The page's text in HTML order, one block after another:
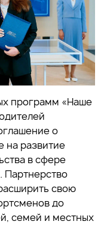
программ «Наше
о
на развитие
в сфере
Партнерство
свою
до
семей и местных